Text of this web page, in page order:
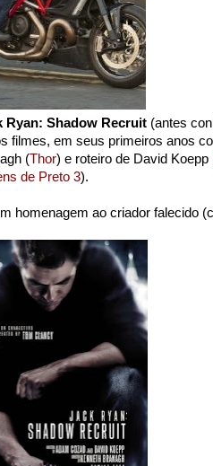
Ryan: Shadow Recruit (antes
filmes, em seus primeiros anos
(Thor) e roteiro de David Koepp
de Preto 3).
homenagem ao criador falecido